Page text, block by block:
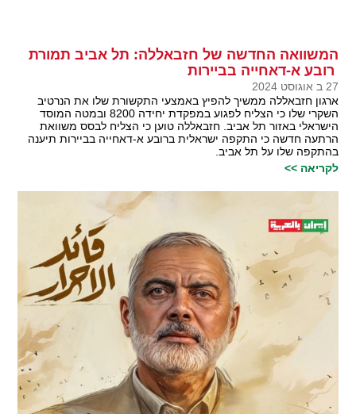
המשוואה החדשה של חזבאללה: תל אביב תמורת
רובע א-דאחייה בביירות
27 ב אוגוסט 2024
ארגון חזבאללה ממשיך להפיץ באמצעי התקשורת שלו את הנרטיב
השקרי שלו כי הצליח לפגוע במפקדת יחידה 8200 ובמטה המוסד
הישראלי באזור תל אביב. חזבאללה טוען כי הצליח לבסס משוואת
הרתעה חדשה כי התקפה ישראלית ברובע א-דאחייה בביירות תיענה
בהתקפה שלו על תל אביב.
לקריאה >>